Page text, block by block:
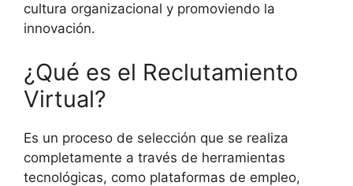
cultura organizacional y promoviendo la
innovación.
¿Qué es el Reclutamiento
Virtual?
Es un proceso de selección que se realiza
completamente a través de herramientas
tecnológicas, como plataformas de empleo,